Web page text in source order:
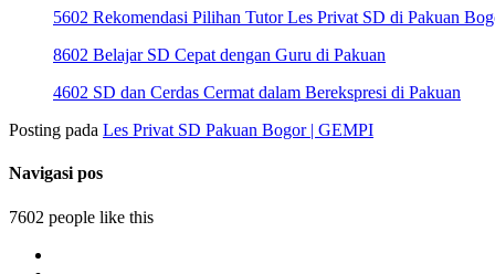
5602 Rekomendasi Pilihan Tutor Les Privat SD di Pakuan
8602 Belajar SD Cepat dengan Guru di Pakuan
4602 SD dan Cerdas Cermat dalam Berekspresi di Pakuan
Posting pada Les Privat SD Pakuan Bogor | GEMPI
Navigasi pos
7602 people like this